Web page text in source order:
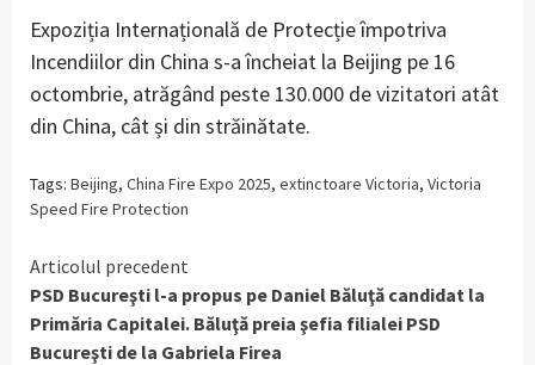
Expoziția Internațională de Protecție împotriva
Incendiilor din China s-a încheiat la Beijing pe 16
octombrie, atrăgând peste 130.000 de vizitatori atât
din China, cât și din străinătate.
Tags: Beijing, China Fire Expo 2025, extinctoare Victoria, Victoria
Speed Fire Protection
Continue
Reading
Articolul precedent
PSD Bucureşti l-a propus pe Daniel Băluţă candidat la
Primăria Capitalei. Băluţă preia şefia filialei PSD
Bucureşti de la Gabriela Firea